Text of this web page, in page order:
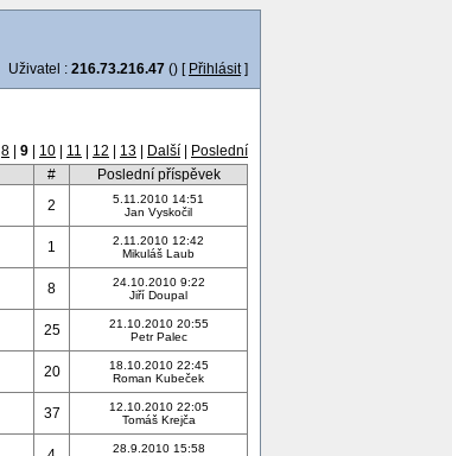
Uživatel : 216.73.216.47 () [ Přihlásit]
8 9 10 11 12 13 Další Poslední
#
Poslední příspěvek
2
5.11.2010 14:51
Jan Vyskočil
1
2.11.2010 12:42
Mikuláš Laub
8
24.10.2010 9:22
Jiří Doupal
25
21.10.2010 20:55
Petr Palec
20
18.10.2010 22:45
Roman Kubeček
37
12.10.2010 22:05
Tomáš Krejča
28.9.2010 15:58